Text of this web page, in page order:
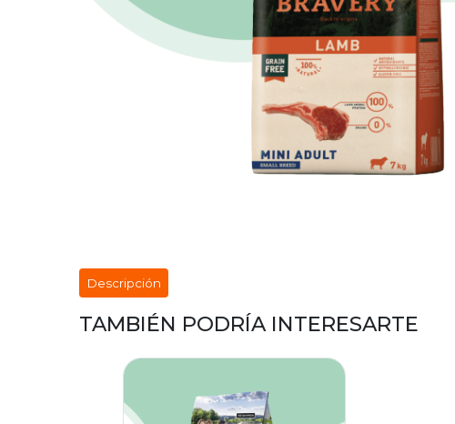
Descripción
TAMBIÉN PODRÍA INTERESARTE